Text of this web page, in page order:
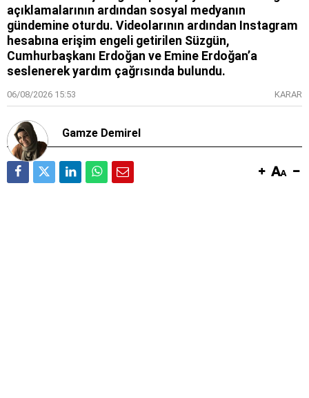
açıklamalarının ardından sosyal medyanın
gündemine oturdu. Videolarının ardından Instagram
hesabına erişim engeli getirilen Süzgün,
Cumhurbaşkanı Erdoğan ve Emine Erdoğan’a
seslenerek yardım çağrısında bulundu.
06/08/2026 15:53 KARAR
Gamze Demirel